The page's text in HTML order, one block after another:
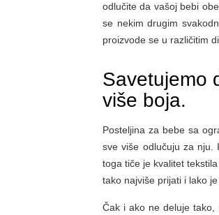
odlučite da vašoj bebi
se nekim drugim
proizvode se u različitim
Savetujemo
više boja.
Posteljina za bebe sa
sve više odlučuju za nju.
toga tiče je kvalitet
tako najviše prijati i lako
Čak i ako ne deluje